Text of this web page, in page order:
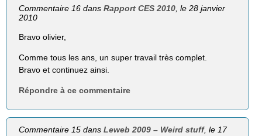
Commentaire 16 dansRapport CES 2010, le 28 janvier
2010
Bravo olivier,
Comme tous les ans, un super travail très complet.
Bravo et continuez ainsi.
Répondre à ce commentaire
Commentaire 15 dansLeweb 2009 – Weird stuff, le 17